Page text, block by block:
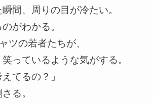
間、周りの目が冷たい。
がわかる。
ツの若者たちが、
っているような気がする。
てるの？」
る。